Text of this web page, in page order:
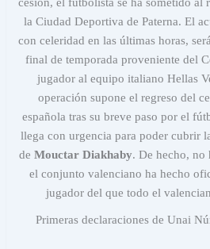
la Ciudad Deportiva de Paterna. El
con celeridad en las últimas horas,
final de temporada proveniente del
jugador al equipo italiano Hellas
operación supone el regreso del
española tras su breve paso por el
llega con urgencia para poder cubrir
de Mouctar Diakhaby. De hecho, no
el conjunto valenciano ha hecho
jugador del que todo el
Primeras declaraciones de Unai